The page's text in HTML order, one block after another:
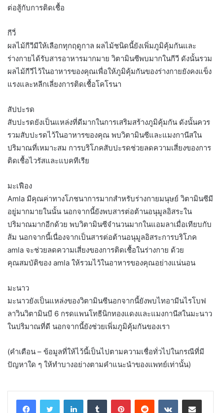
ต่อสู้กับการติดเชื้อ
กีวี่
ผลไม้กีวีมีให้เลือกทุกฤดูกาล ผลไม้ชนิดนี้ยังเพิ่มภูมิคุ้มกันและ
ร่างกายได้รับสารอาหารมากมาย วิตามินซีพบมากในกีวี ดังนั้นรวม
ผลไม้กีวีไว้ในอาหารของคุณเพื่อให้ภูมิคุ้มกันของร่างกายยังคงแข็ง
แรงและหลีกเลี่ยงการติดเชื้อโคโรนา
สัปปะรด
สับปะรดยังเป็นแหล่งที่ดีมากในการเสริมสร้างภูมิคุ้มกัน ดังนั้นควร
รวมสับปะรดไว้ในอาหารของคุณ พบวิตามินซีและแมงกานีสใน
ปริมาณที่เหมาะสม การบริโภคสับปะรดช่วยลดความเสี่ยงของการ
ติดเชื้อไวรัสและแบคทีเรีย
มะเฟือง
Amla มีคุณค่าทางโภชนาการมากสำหรับร่างกายมนุษย์ วิตามินซีมี
อยู่มากมายในนั้น นอกจากนี้ยังพบสารต่อต้านอนุมูลอิสระใน
ปริมาณมากอีกด้วย พบวิตามินซีจำนวนมากในแอมลาเมื่อเทียบกับ
ส้ม นอกจากนี้เนื่องจากเป็นสารต่อต้านอนุมูลอิสระการบริโภค
amla จะช่วยลดความเสี่ยงของการติดเชื้อในร่างกาย ด้วย
คุณสมบัติของ amla ให้รวมไว้ในอาหารของคุณอย่างแน่นอน
มะนาว
มะนาวยังเป็นแหล่งของวิตามินซีนอกจากนี้ยังพบไทอามีนไรโบฟ
ลาวินวิตามินบี 6 กรดแพนโทธีนิกทองแดงและแมงกานีสในมะนาว
ในปริมาณที่ดี นอกจากนี้ยังช่วยเพิ่มภูมิคุ้มกันของเรา
(คำเตือน – ข้อมูลที่ให้ไว้นี้เป็นไปตามความเชื่อทั่วไปในกรณีที่มี
ปัญหาใด ๆ ให้ทำบางอย่างตามคำแนะนำของแพทย์เท่านั้น)
LinkedInTumblr PinterestReddit VKontakteShare via Email